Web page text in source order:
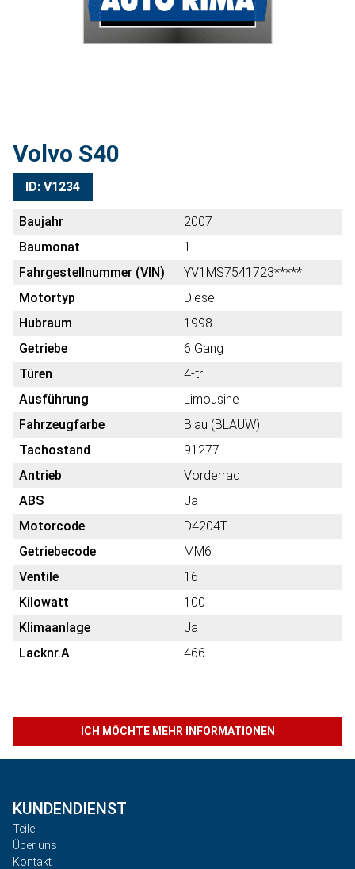
Volvo S40
ID: V1234
Baujahr
2007
Baumonat
1
Fahrgestellnummer (VIN)
YV1MS7541723*****
Motortyp
Diesel
Hubraum
1998
Getriebe
6 Gang
Türen
4-tr
Ausführung
Limousine
Fahrzeugfarbe
Blau (BLAUW)
Tachostand
91277
Antrieb
Vorderrad
ABS
Ja
Motorcode
D4204T
Getriebecode
MM6
Ventile
16
Kilowatt
100
Klimaanlage
Ja
Lacknr.A
466
ICH MÖCHTE MEHR INFORMATIONEN
KUNDENDIENST
Teile
Über uns
Kontakt